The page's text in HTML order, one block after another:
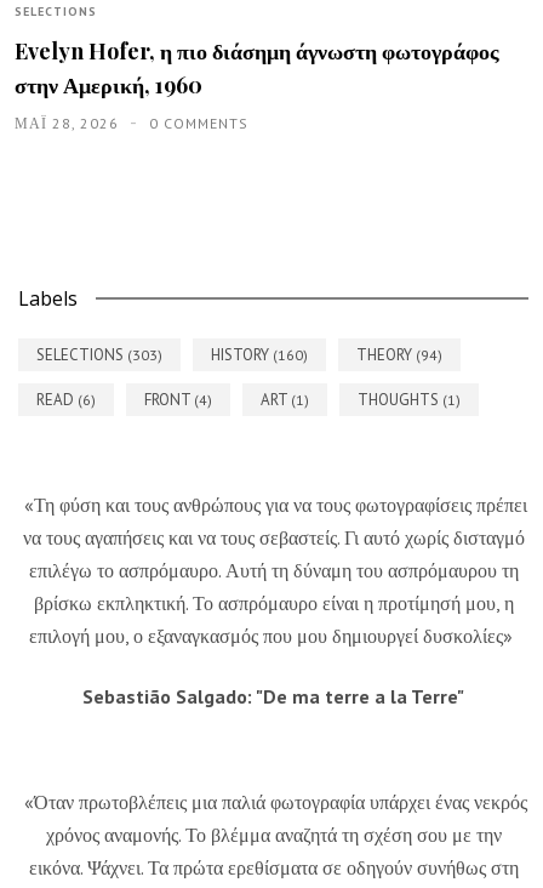
SELECTIONS
Evelyn Hofer, η πιο διάσημη άγνωστη φωτογράφος
στην Αμερική, 1960
ΜΑΪ́ 28, 2026 0 COMMENTS
Labels
SELECTIONS (303) HISTORY (160) THEORY (94)
READ (6) FRONT (4) ART (1) THOUGHTS (1)
«Τη φύση και τους ανθρώπους για να τους φωτογραφίσεις πρέπει
να τους αγαπήσεις και να τους σεβαστείς. Γι αυτό χωρίς δισταγμό
επιλέγω το ασπρόμαυρο. Αυτή τη δύναμη του ασπρόμαυρου τη
βρίσκω εκπληκτική. Το ασπρόμαυρο είναι η προτίμησή μου, η
επιλογή μου, ο εξαναγκασμός που μου δημιουργεί δυσκολίες»
Sebastião Salgado: "De ma terre a la Terre"
«Όταν πρωτοβλέπεις μια παλιά φωτογραφία υπάρχει ένας νεκρός
χρόνος αναμονής. Το βλέμμα αναζητά τη σχέση σου με την
εικόνα. Ψάχνει. Τα πρώτα ερεθίσματα σε οδηγούν συνήθως στη